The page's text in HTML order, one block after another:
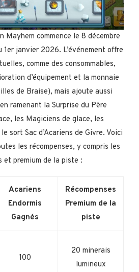
Mayhem commence le 8 décembre
1er janvier 2026. L’événement offre
comme des consommables,
d’équipement et la monnaie
de Braise), mais ajoute aussi
ramenant la Surprise du Père
les Magiciens de glace, les
sort Sac d’Acariens de Givre. Voici
les récompenses, y compris les
et premium de la piste :
Acariens
Endormis
Gagnés
Récompenses
Premium de la
piste
100
20 minerais
lumineux